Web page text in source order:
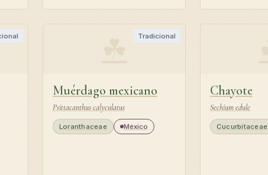
Tradicional
Muérdago mexicano
Psittacanthus calyculatus
Loranthaceae México
Chayote
Sechium edule
Cucurbitaceae